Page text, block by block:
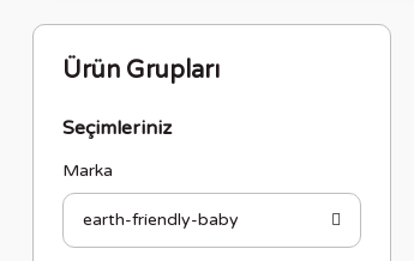
Ürün Grupları
Seçimleriniz
Marka
earth-friendly-baby